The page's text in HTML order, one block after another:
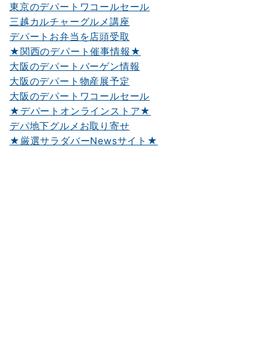
東京のデパートワコールセール
三越カルチャーグルメ講座
デパートお弁当を店頭受取
★関西のデパート催事情報★
大阪のデパートバーゲン情報
大阪のデパート物産展予定
大阪のデパートワコールセール
★デパートオンラインストア★
デパ地下グルメお取り寄せ
★厳選サラダバーNewsサイト★